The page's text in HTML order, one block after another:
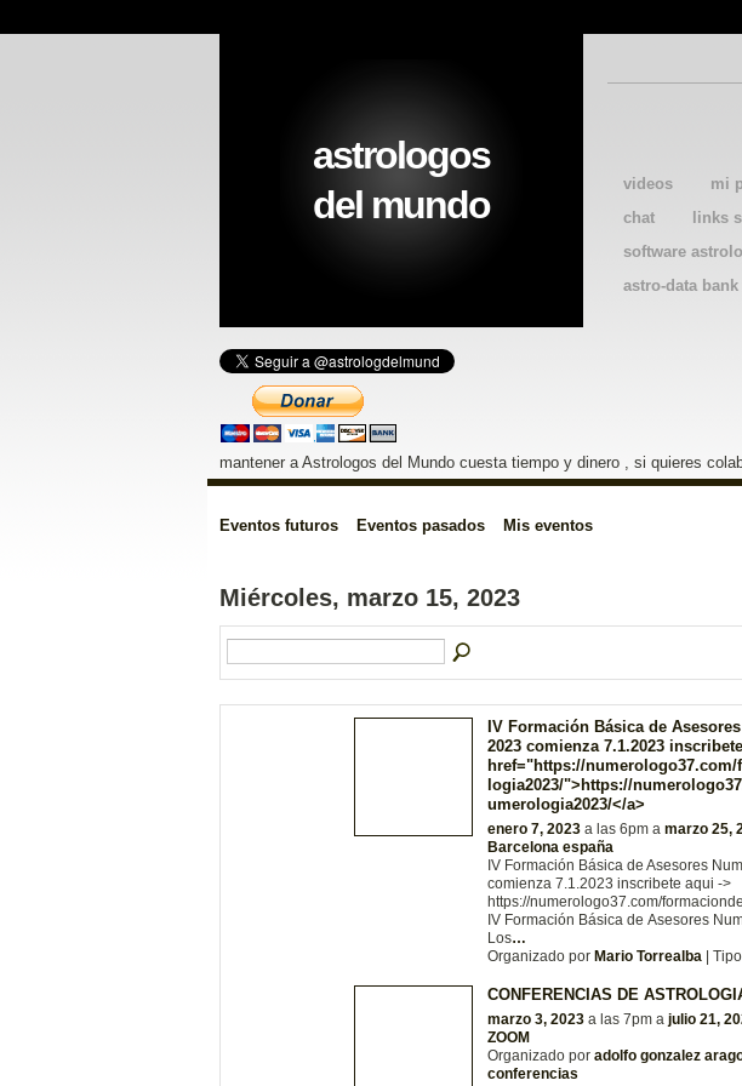
videos mi
chat
links
software
astro-data bank
astrologos
del mundo
mantener a Astrologos del Mundo cuesta tiempo y dinero , si quieres
Eventos futuros Eventos pasados Mis eventos
Miércoles, marzo 15, 2023
IV Formación Básica de
2023 comienza 7.1.2023
href="https://
logia2023/">https://
umerologia2023/</a>
enero 7, 2023 a las 6pm a marzo 25,
Barcelona españa
IV Formación Básica de Asesores
comienza 7.1.2023 inscribete aqui ->
https://numerologo37.com/
IV Formación Básica de Asesores
Los…
Organizado por Mario Torrealba |
CONFERENCIAS DE
marzo 3, 2023 a las 7pm a julio 21,
ZOOM
Organizado por adolfo gonzalez
conferencias